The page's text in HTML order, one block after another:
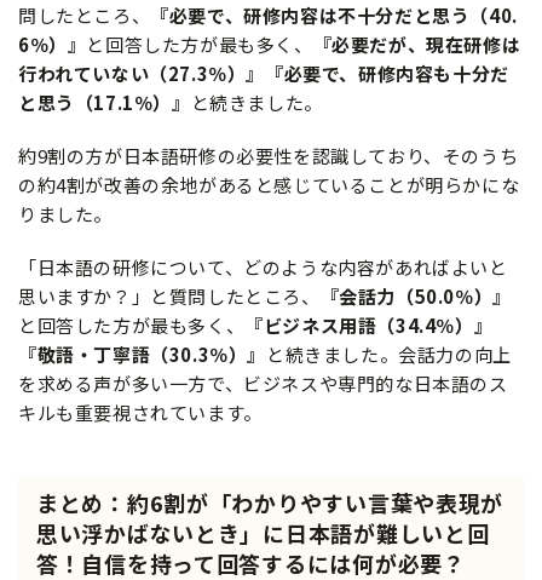
問したところ、
『必要で、研修内容は不十分だと思う（40.
6％）』 と回答した方が最も多く、
『必要だが、現在研修は
行われていない（27.3％）』『必要で、研修内容も十分だ
と思う（17.1％）』
と続きました。
約9割の方が日本語研修の必要性を認識しており、そのうち
の約4割が改善の余地があると感じていることが明らかにな
りました。
「日本語の研修について、どのような内容があればよいと
思いますか？」と質問したところ、
『会話力（50.0％）』
と回答した方が最も多く、
『ビジネス用語（34.4％）』
『敬語・丁寧語（30.3％）』
と続きました。会話力の向上
を求める声が多い一方で、ビジネスや専門的な日本語のス
キルも重要視されています。
まとめ：約6割が「わかりやすい言葉や表現が
思い浮かばないとき」に日本語が難しいと回
答！自信を持って回答するには何が必要？